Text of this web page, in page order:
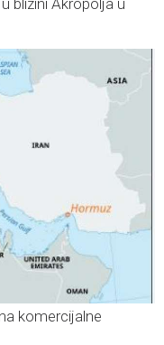
blizini Akropolja u
komercijalne